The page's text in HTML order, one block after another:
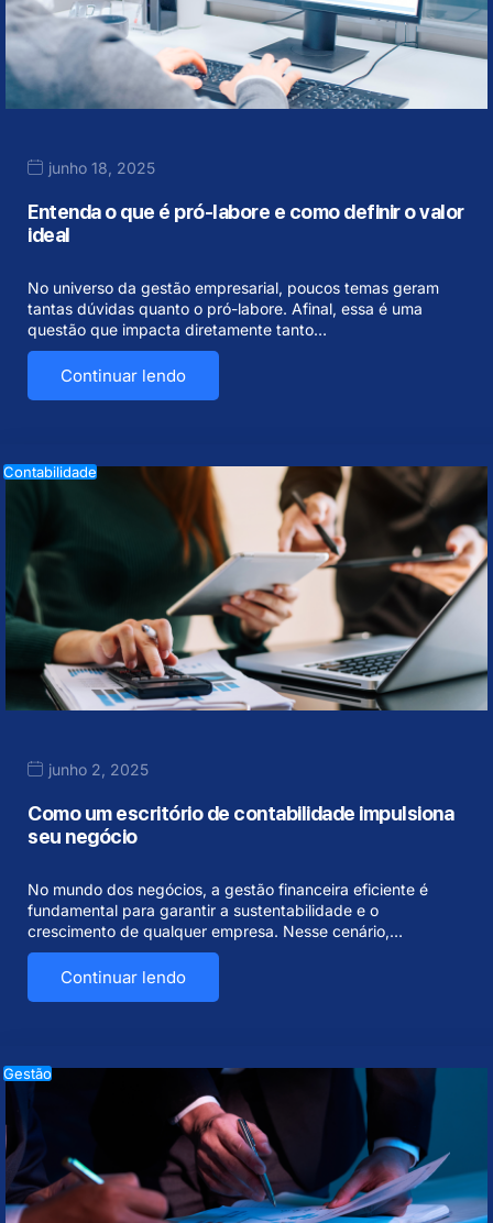
junho 18, 2025
Entenda o que é pró-labore e como definir o valor
ideal
No universo da gestão empresarial, poucos temas geram
tantas dúvidas quanto o pró-labore. Afinal, essa é uma
questão que impacta diretamente tanto…
Continuar lendo
Contabilidade
junho 2, 2025
Como um escritório de contabilidade impulsiona
seu negócio
No mundo dos negócios, a gestão financeira eficiente é
fundamental para garantir a sustentabilidade e o
crescimento de qualquer empresa. Nesse cenário,…
Continuar lendo
Gestão